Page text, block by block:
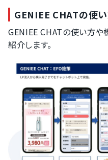
GENIEE CHATの使
GENIEE CHATの使い方や
紹介します。